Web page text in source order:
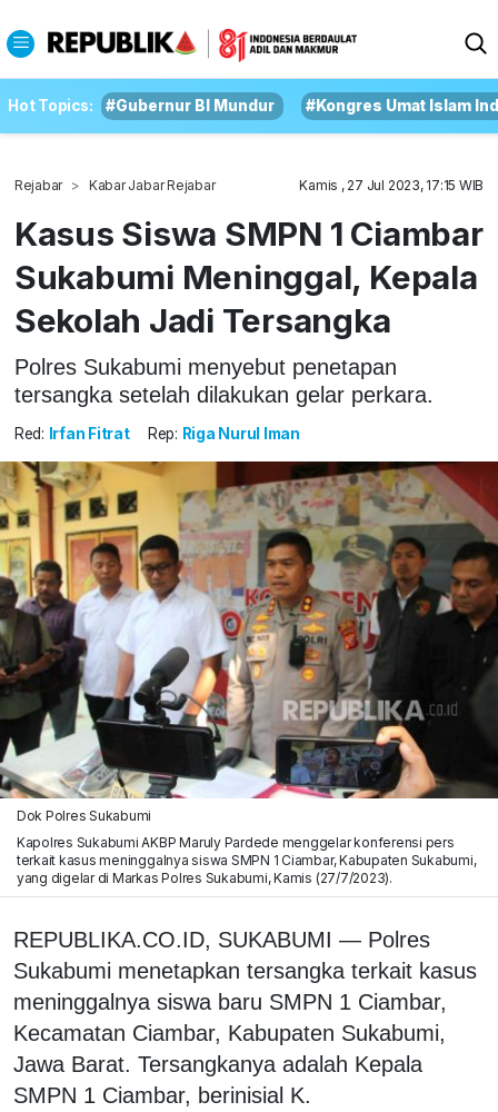
Hot Topics: #Gubernur BI Mundur #Kongres Umat Islam
Rejabar Kabar Jabar Rejabar Kamis , 27 Jul 2023, 17:15 WIB
Kasus Siswa SMPN 1 Ciambar
Sukabumi Meninggal, Kepala
Sekolah Jadi Tersangka
Polres Sukabumi menyebut penetapan
tersangka setelah dilakukan gelar perkara.
Red: Irfan Fitrat Rep: Riga Nurul Iman
Dok Polres Sukabumi
Kapolres Sukabumi AKBP Maruly Pardede menggelar konferensi pers
terkait kasus meninggalnya siswa SMPN 1 Ciambar, Kabupaten Sukabumi,
yang digelar di Markas Polres Sukabumi, Kamis (27/7/2023).
REPUBLIKA.CO.ID, SUKABUMI — Polres
Sukabumi menetapkan tersangka terkait kasus
meninggalnya siswa baru SMPN 1 Ciambar,
Kecamatan Ciambar, Kabupaten Sukabumi,
Jawa Barat. Tersangkanya adalah Kepala
SMPN 1 Ciambar, berinisial K.